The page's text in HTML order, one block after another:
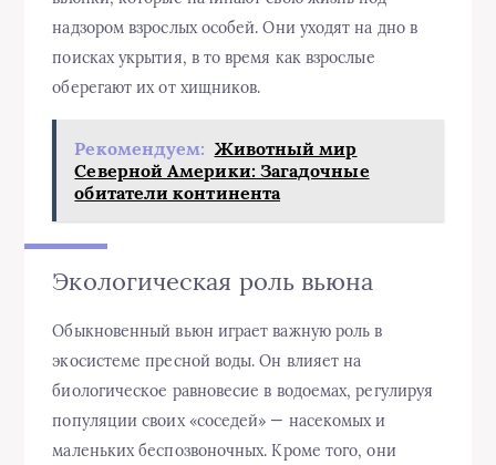
надзором взрослых особей. Они уходят на дно в
поисках укрытия, в то время как взрослые
оберегают их от хищников.
Рекомендуем: Животный мир
Северной Америки: Загадочные
обитатели континента
Экологическая роль вьюна
Обыкновенный вьюн играет важную роль в
экосистеме пресной воды. Он влияет на
биологическое равновесие в водоемах, регулируя
популяции своих «соседей» — насекомых и
маленьких беспозвоночных. Кроме того, они